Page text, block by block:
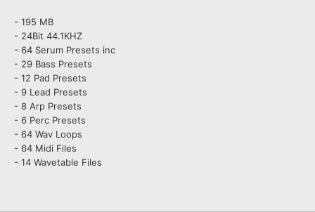
- 195 MB
- 24Bit 44.1KHZ
- 64 Serum Presets inc
- 29 Bass Presets
- 12 Pad Presets
- 9 Lead Presets
- 8 Arp Presets
- 6 Perc Presets
- 64 Wav Loops
- 64 Midi Files
- 14 Wavetable Files